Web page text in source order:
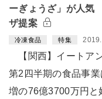
ーぎょうざ」が人気
ザ提案
冷凍食品 特集
【関西】イートア
第2四半期の食品事
増の76億3700万円と